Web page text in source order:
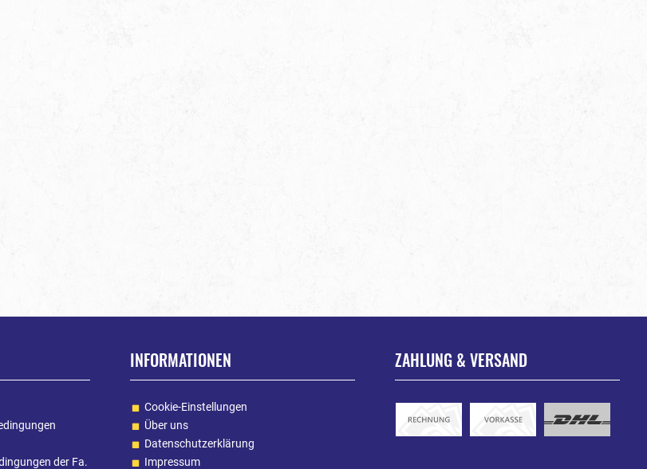
der Fa.
INFORMATIONEN
Cookie-Einstellungen
Über uns
Datenschutzerklärung
Impressum
ZAHLUNG & VERSAND